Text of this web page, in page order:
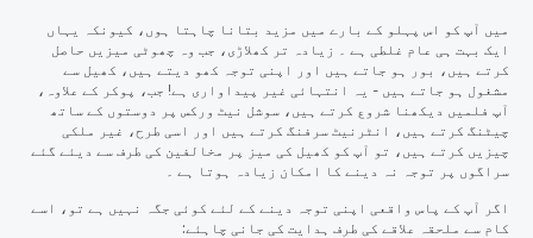
میں آپ کو اس پہلو کے بارے میں مزید بتانا چاہتا ہوں، کیونکہ یہاں
ایک بہت ہی عام غلطی ہے ۔ زیادہ تر کھلاڑی، جب وہ چھوٹی میزیں حاصل
کرتے ہیں، بور ہو جاتے ہیں اور اپنی توجہ کھو دیتے ہیں، کھیل سے
مشغول ہو جاتے ہیں - یہ انتہائی غیر پیداواری ہے! جب، پوکر کے علاوہ،
آپ فلمیں دیکھنا شروع کرتے ہیں، سوشل نیٹ ورکس پر دوستوں کے ساتھ
چیٹنگ کرتے ہیں، انٹرنیٹ سرفنگ کرتے ہیں اور اسی طرح، غیر ملکی
چیزیں کرتے ہیں، تو آپ کو کھیل کی میز پر مخالفین کی طرف سے دیئے گئے
سراگوں پر توجہ نہ دینے کا امکان زیادہ ہوتا ہے ۔
اگر آپ کے پاس واقعی اپنی توجہ دینے کے لئے کوئی جگہ نہیں ہے تو، اسے
کام سے ملحقہ علاقے کی طرف ہدایت کی جانی چاہئے: